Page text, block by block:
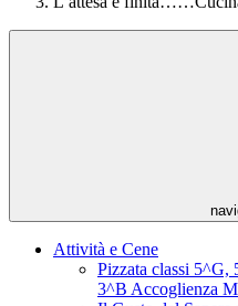
Attività e Cene
Pizzata classi
3^B Accoglienza